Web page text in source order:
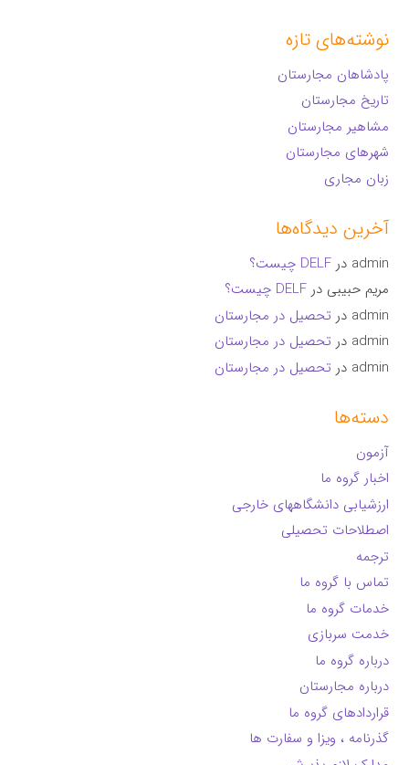
نوشته‌های تازه
پادشاهان مجارستان
تاریخ مجارستان
مشاهیر مجارستان
شهرهای مجارستان
زبان مجاری
آخرین دیدگاه‌ها
admin درDELF چیست؟
مریم حبیبی درDELF چیست؟
admin در تحصیل در مجارستان
admin در تحصیل در مجارستان
admin در تحصیل در مجارستان
دسته‌ها
آزمون
اخبار گروه ما
ارزشیابی دانشگاههای خارجی
اصطلاحات تحصیلی
ترجمه
تماس با گروه ما
خدمات گروه ما
خدمت سربازی
درباره گروه ما
درباره مجارستان
قراردادهای گروه ما
گذرنامه ، ویزا و سفارت ها